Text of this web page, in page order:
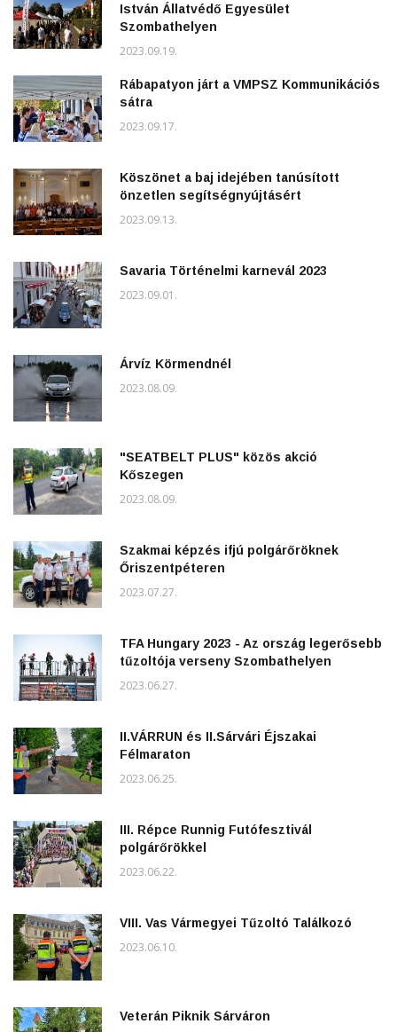
István Állatvédő Egyesület
Szombathelyen
2023.09.19.
Rábapatyon járt a VMPSZ Kommunikációs
sátra
2023.09.17.
Köszönet a baj idejében tanúsított
önzetlen segítségnyújtásért
2023.09.13.
Savaria Történelmi karnevál 2023
2023.09.01.
Árvíz Körmendnél
2023.08.09.
"SEATBELT PLUS" közös akció
Kőszegen
2023.08.09.
Szakmai képzés ifjú polgárőröknek
Őriszentpéteren
2023.07.27.
TFA Hungary 2023 - Az ország legerősebb
tűzoltója verseny Szombathelyen
2023.06.27.
II.VÁRRUN és II.Sárvári Éjszakai
Félmaraton
2023.06.25.
III. Répce Runnig Futófesztivál
polgárőrökkel
2023.06.22.
VIII. Vas Vármegyei Tűzoltó Találkozó
2023.06.10.
Veterán Piknik Sárváron